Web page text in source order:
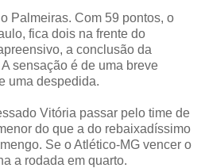
Palmeiras. Com 59 pontos, o
fica dois na frente do
a conclusão da
sensação é de uma breve
uma despedida.
Vitória passar pelo time de
do que a do rebaixadíssimo
Se o Atlético-MG vencer o
a rodada em quarto.